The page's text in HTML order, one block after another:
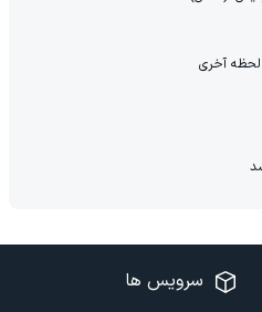
لحظه آخری
سرویس ها